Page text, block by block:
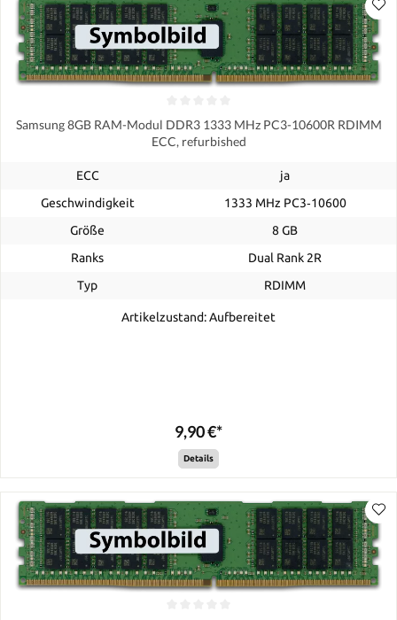
Samsung 8GB RAM-Modul DDR3 1333 MHz PC3-10600R RDIMM
ECC, refurbished
ECC
ja
Geschwindigkeit
1333 MHz PC3‑10600
Größe
8 GB
Ranks
Dual Rank 2R
Typ
RDIMM
Artikelzustand: Aufbereitet
9,90 €*
Details